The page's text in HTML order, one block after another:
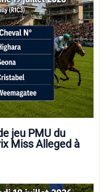
jeu PMU du
Miss Alleged à